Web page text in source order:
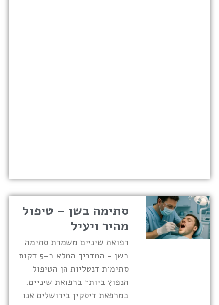
סתימה בשן – טיפול
מהיר ויעיל
רפואת שיניים משמרת סתימה
בשן – המדריך המלא ב-5 דקות
סתימות דנטליות הן הטיפול
הנפוץ ביותר ברפואת שיניים.
במרפאת דיסקין בירושלים אנו